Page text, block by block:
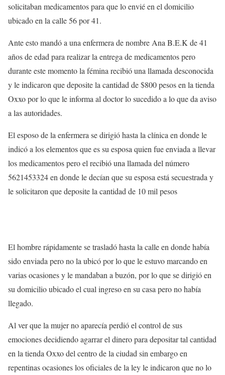
solicitaban medicamentos para que lo envié en el domicilio
ubicado en la calle 56 por 41.
Ante esto mandó a una enfermera de nombre Ana B.E.K de 41
años de edad para realizar la entrega de medicamentos pero
durante este momento la fémina recibió una llamada desconocida
y le indicaron que deposite la cantidad de $800 pesos en la tienda
Oxxo por lo que le informa al doctor lo sucedido a lo que da aviso
a las autoridades.
El esposo de la enfermera se dirigió hasta la clínica en donde le
indicó a los elementos que es su esposa quien fue enviada a llevar
los medicamentos pero el recibió una llamada del número
5621453324 en donde le decían que su esposa está secuestrada y
le solicitaron que deposite la cantidad de 10 mil pesos
El hombre rápidamente se trasladó hasta la calle en donde había
sido enviada pero no la ubicó por lo que le estuvo marcando en
varias ocasiones y le mandaban a buzón, por lo que se dirigió en
su domicilio ubicado el cual ingreso en su casa pero no había
llegado.
Al ver que la mujer no aparecía perdió el control de sus
emociones decidiendo agarrar el dinero para depositar tal cantidad
en la tienda Oxxo del centro de la ciudad sin embargo en
repentinas ocasiones los oficiales de la ley le indicaron que no lo